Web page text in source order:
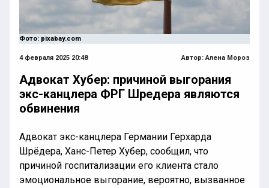
Фото: pixabay.com
4 февраля 2025 20:48 Автор:Алена Мороз
Адвокат Хубер: причиной выгорания
экс-канцлера ФРГ Шредера являются
обвинения
Адвокат экс-канцлера Германии Герхарда
Шрёдера, Ханс-Петер Хубер, сообщил, что
причиной госпитализации его клиента стало
эмоциональное выгорание, вероятно, вызванное